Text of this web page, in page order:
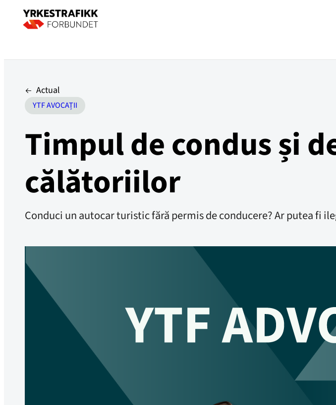
Actual
YTF AVOCAȚII
Timpul de condus și
călătoriilor
Conduci un autocar turistic fără permis de conducere? Ar putea fi